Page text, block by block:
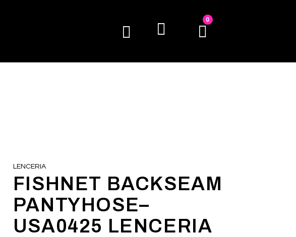
0
LENCERIA
FISHNET BACKSEAM
PANTYHOSE–
USA0425 LENCERIA